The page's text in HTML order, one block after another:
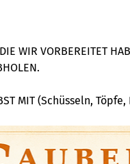
WIR VORBEREITET
MIT (Schüsseln,